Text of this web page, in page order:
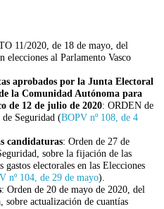
11/2020, de 18 de mayo, del
elecciones al Parlamento Vasco
aprobados por la Junta Electoral
la Comu­nidad Autónoma para
de 12 de julio de 2020: ORDEN de
Seguridad (BOPV nº 108, de 4
candidaturas: Orden de 27 de
sobre la fijación de las
electorales en las Elecciones
nº 104, de 29 de mayo).
: Orden de 20 de mayo de 2020, del
sobre actualización de cuantías